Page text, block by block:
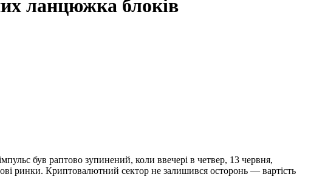
ланцюжка блоків
був раптово зупинений, коли ввечері в четвер, 13 червня,
ринки. Криптовалютний сектор не залишився осторонь — вартість